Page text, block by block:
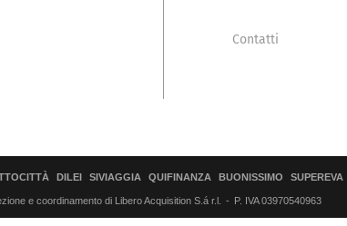
Contatti
DILEI SIVIAGGIA QUIFINANZA BUONISSIMO SUPEREVA
e coordinamento di Libero Acquisition S.á r.l. P. IVA 03970540963